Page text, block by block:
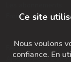
Formation prof de
FAQ
Ajoutez-nous à
Ce site
Nous voulons
confiance. En